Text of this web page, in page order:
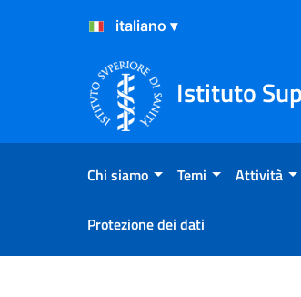
Salta al Contenuto
Salta al Footer
Istituto
Chi siamo Temi Attività
Protezione dei dati